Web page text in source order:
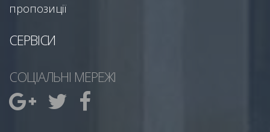
пропозиції
СЕРВІСИ
СОЦІАЛЬНІ МЕРЕЖІ